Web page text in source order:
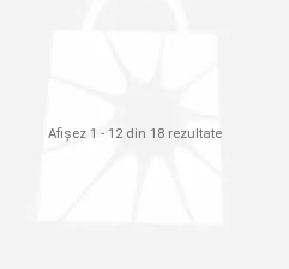
Afișez 1 - 12 din 18 rezultate